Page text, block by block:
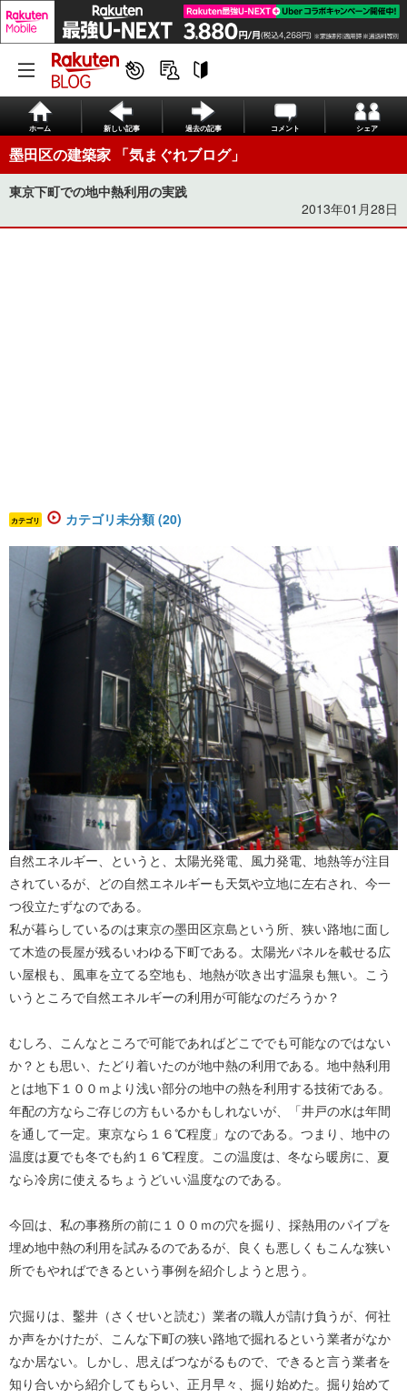
ホーム 新しい記事 過去の記事 コメント シェア
墨田区の建築家 「気まぐれブログ」
東京下町での地中熱利用の実践
2013年01月28日
カテゴリ カテゴリ未分類 (20)
自然エネルギー、というと、太陽光発電、風力発電、地熱等が注目
されているが、どの自然エネルギーも天気や立地に左右され、今一
つ役立たずなのである。
私が暮らしているのは東京の墨田区京島という所、狭い路地に面し
て木造の長屋が残るいわゆる下町である。太陽光パネルを載せる広
い屋根も、風車を立てる空地も、地熱が吹き出す温泉も無い。こう
いうところで自然エネルギーの利用が可能なのだろうか？
むしろ、こんなところで可能であればどこででも可能なのではない
か？とも思い、たどり着いたのが地中熱の利用である。地中熱利用
とは地下１００ｍより浅い部分の地中の熱を利用する技術である。
年配の方ならご存じの方もいるかもしれないが、「井戸の水は年間
を通して一定。東京なら１６℃程度」なのである。つまり、地中の
温度は夏でも冬でも約１６℃程度。この温度は、冬なら暖房に、夏
なら冷房に使えるちょうどいい温度なのである。
今回は、私の事務所の前に１００ｍの穴を掘り、採熱用のパイプを
埋め地中熱の利用を試みるのであるが、良くも悪しくもこんな狭い
所でもやればできるという事例を紹介しようと思う。
穴掘りは、鑿井（さくせいと読む）業者の職人が請け負うが、何社
か声をかけたが、こんな下町の狭い路地で掘れるという業者がなか
なか居ない。しかし、思えばつながるもので、できると言う業者を
知り合いから紹介してもらい、正月早々、掘り始めた。掘り始めて